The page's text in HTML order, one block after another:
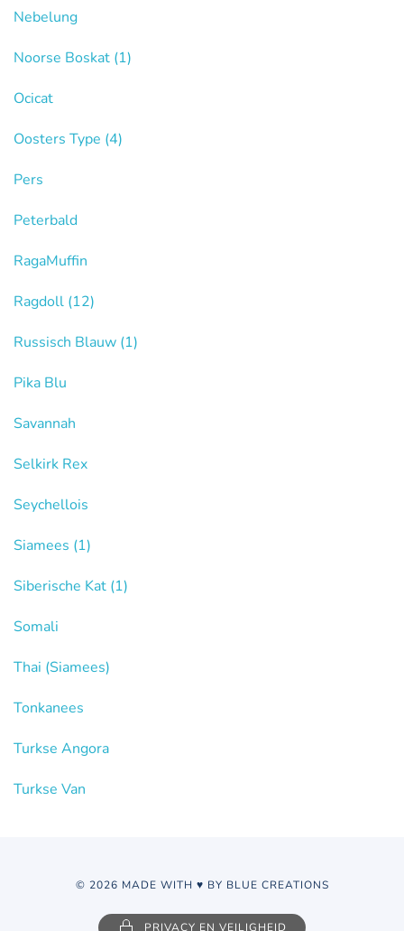
Nebelung
Noorse Boskat (1)
Ocicat
Oosters Type (4)
Pers
Peterbald
RagaMuffin
Ragdoll (12)
Russisch Blauw (1)
Pika Blu
Savannah
Selkirk Rex
Seychellois
Siamees (1)
Siberische Kat (1)
Somali
Thai (Siamees)
Tonkanees
Turkse Angora
Turkse Van
© 2026 MADE WITH ♥ BY BLUE CREATIONS
PRIVACY EN VEILIGHEID